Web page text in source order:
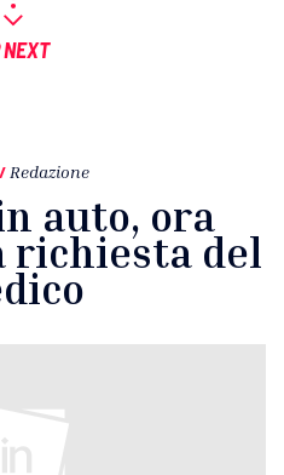
NEXT
/ Redazione
auto, ora
richiesta del